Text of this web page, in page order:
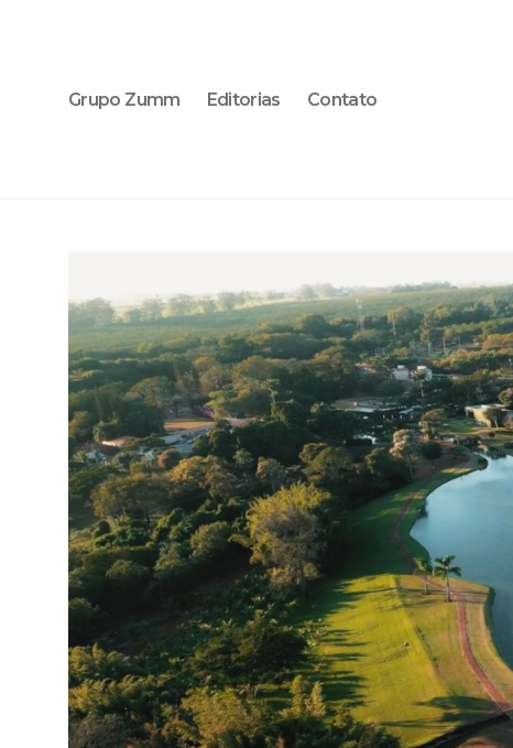
Grupo Zumm Editorias Contato